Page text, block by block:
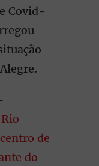
Covid-
de
do